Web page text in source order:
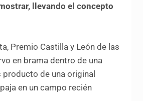
llevando el concepto
Premio Castilla y León de las
en brama dentro de una
de una original
en un campo recién